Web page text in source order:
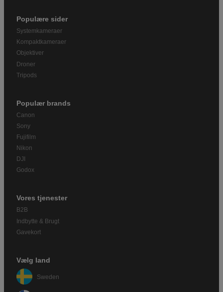
Populære sider
Systemkameraer
Kompaktkameraer
Objektiver
Droner
Tripods
Populær brands
Canon
Sony
Fujifilm
Nikon
DJI
Godox
Vores tjenester
B2B
Indbytte & Brugt
Gavekort
Vælg land
Sweden